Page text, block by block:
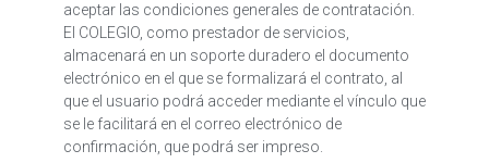
aceptar las condiciones generales de contratación.
El COLEGIO, como prestador de servicios,
almacenará en un soporte duradero el documento
electrónico en el que se formalizará el contrato, al
que el usuario podrá acceder mediante el vínculo que
se le facilitará en el correo electrónico de
confirmación, que podrá ser impreso.